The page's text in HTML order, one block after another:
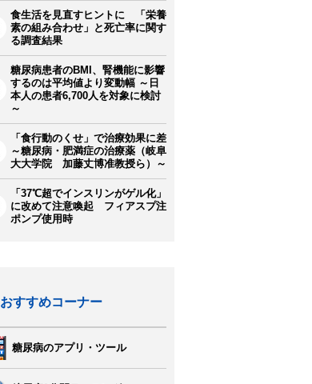
食生活を見直すヒントに 「栄養
素の組み合わせ」と死亡率に関す
る調査結果
糖尿病患者のBMI、腎機能に影響
するのは平均値より変動幅 ～日
本人の患者6,700人を対象に検討
～
「食行動のくせ」で治療効果に差
～糖尿病・肥満症の治療薬（岐阜
大大学院 加藤丈博准教授ら）～
「37℃超でインスリンがゲル化」
に改めて注意喚起 フィアスプ注
ポンプ使用時
おすすめコーナー
糖尿病のアプリ・ツール